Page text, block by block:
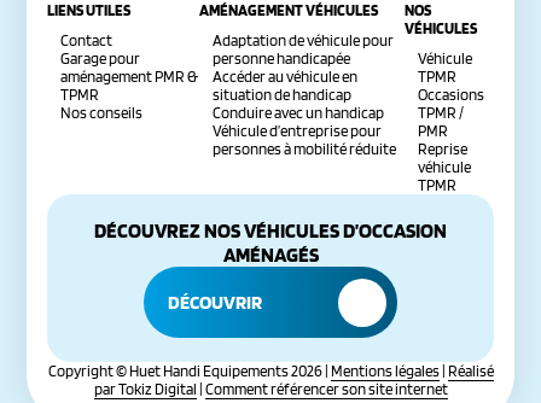
LIENS UTILES
Contact
Garage pour
aménagement PMR &
TPMR
Nos conseils
AMÉNAGEMENT VÉHICULES
Adaptation de véhicule pour
personne handicapée
Accéder au véhicule en
situation de handicap
Conduire avec un handicap
Véhicule d’entreprise pour
personnes à mobilité réduite
NOS
VÉHICULES
Véhicule
TPMR
Occasions
TPMR /
PMR
Reprise
véhicule
TPMR
DÉCOUVREZ NOS VÉHICULES D’OCCASION
AMÉNAGÉS
DÉCOUVRIR
Copyright © Huet Handi Equipements 2026 | Mentions légales| Réalisé
par Tokiz Digital Comment référencer son site internet